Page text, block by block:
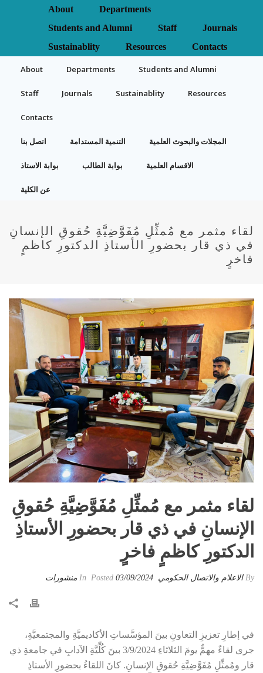
About
Departments
Students and Alumni
Staff
Journals
Sustainablity
Resources Contacts
About Departments Students and Alumni
Staff Journals Sustainablity Resources
Contacts
اتصل بنا التنمية المستدامة المجلات والبحوث العلمية
بوابة الاستاذ بوابة الطالب الاقسام العلمية
عن الكلية
لقاء مثمر مع مُمثِّلِ مُفَوَّضِيَّةِ حُقوقِ الإنسانِ
في ذي قار بحضورِ الأستاذِ الدكتورِ كاظمٍ
فاخرٍ
لقاء مثمر مع مُمثِّلِ مُفَوَّضِيَّةِ حُقوقِ
الإنسانِ في ذي قار بحضورِ الأستاذِ
الدكتورِ كاظمٍ فاخرٍ
By الاعلام والاتصال الحكومي 03/09/2024 منشورات
في إطارِ تعزيزِ التعاونِ بينَ المؤسَّساتِ الأكاديميَّةِ والمجتمعيَّةِ،
جرى لقاءٌ مهمٌّ يومَ الثلاثاءِ 3/9/2024 بينَ كُلِّيَّةِ الآدابِ في جامعةِ ذي
قار ومُمثِّلِ مُفَوَّضِيَّةِ حُقوقِ الإنسانِ. كانَ اللقاءُ بحضورِ الأستاذِ